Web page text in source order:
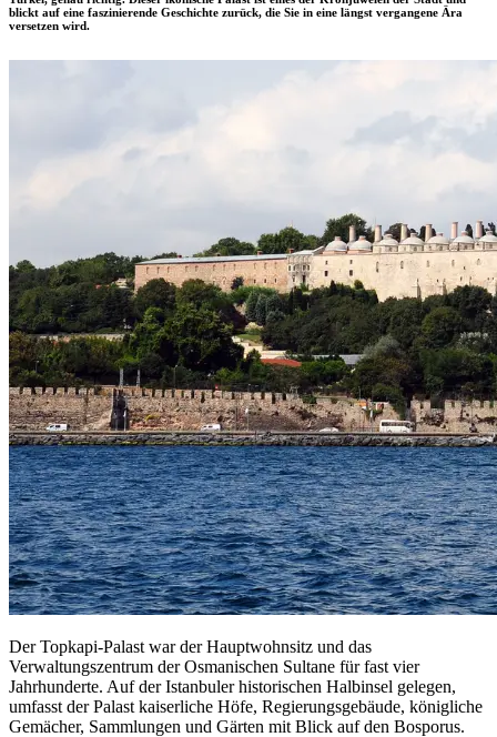
blickt auf eine faszinierende Geschichte zurück, die Sie in eine längst vergangene Ära
versetzen wird.
Der Topkapi-Palast war der Hauptwohnsitz und das
Verwaltungszentrum der Osmanischen Sultane für fast vier
Jahrhunderte. Auf der Istanbuler historischen Halbinsel gelegen,
umfasst der Palast kaiserliche Höfe, Regierungsgebäude, königliche
Gemächer, Sammlungen und Gärten mit Blick auf den Bosporus.